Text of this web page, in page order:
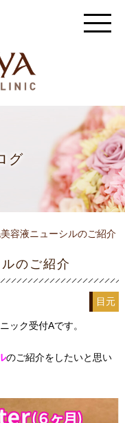
グ
容液ニューシルのご紹介
のご紹介
目元
ック受付Aです。
のご紹介をしたいと思い